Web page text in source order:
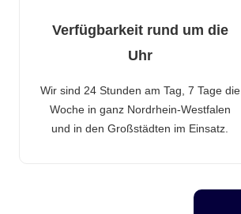
Verfügbarkeit rund um die
Uhr
Wir sind 24 Stunden am Tag, 7 Tage die
Woche in ganz Nordrhein-Westfalen
und in den Großstädten im Einsatz.